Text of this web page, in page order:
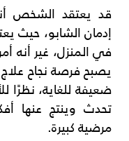
قد يعتقد الشخص
إدمان الشابو، حيث
في المنزل، غير أنه
يصبح فرصة نجاح
ضعيفة للغاية، نظرًا
تحدث وينتج عنها
مرضية كبيرة.